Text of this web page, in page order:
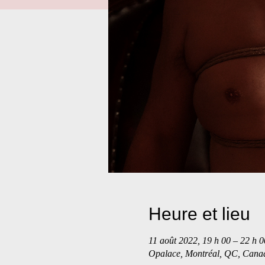
Heure et lieu
11 août 2022, 19 h 00 – 22 h
Opalace, Montréal, QC,